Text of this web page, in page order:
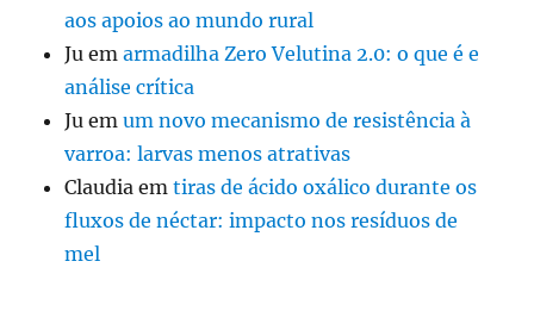
aos apoios ao mundo rural
Ju emarmadilha Zero Velutina 2.0: o que é e
análise crítica
Ju emum novo mecanismo de resistência à
varroa: larvas menos atrativas
Claudia emtiras de ácido oxálico durante os
fluxos de néctar: impacto nos resíduos de
mel